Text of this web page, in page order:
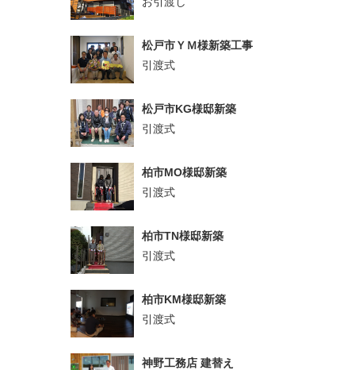
松戸市ＹＭ様新築工事
引渡式
松戸市KG様邸新築
引渡式
柏市MO様邸新築
引渡式
柏市TN様邸新築
引渡式
柏市KM様邸新築
引渡式
神野工務店 建替え